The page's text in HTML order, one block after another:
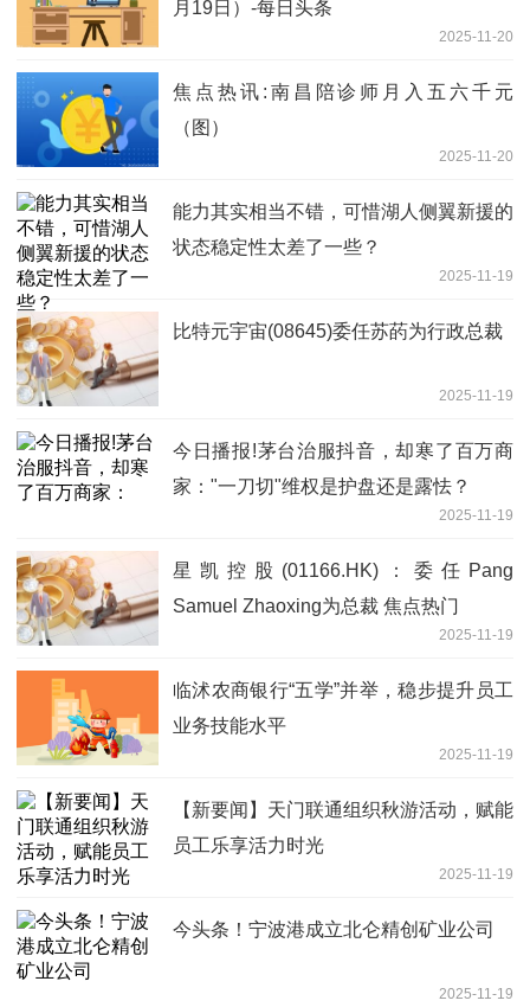
月19日）-每日头条
2025-11-20
焦点热讯:南昌陪诊师月入五六千元
（图）
2025-11-20
能力其实相当不错，可惜湖人侧翼新援的
状态稳定性太差了一些？
2025-11-19
比特元宇宙(08645)委任苏菂为行政总裁
2025-11-19
今日播报!茅台治服抖音，却寒了百万商
家："一刀切"维权是护盘还是露怯？
2025-11-19
星凯控股(01166.HK)：委任Pang
Samuel Zhaoxing为总裁 焦点热门
2025-11-19
临沭农商银行“五学”并举，稳步提升员工
业务技能水平
2025-11-19
【新要闻】天门联通组织秋游活动，赋能
员工乐享活力时光
2025-11-19
今头条！宁波港成立北仑精创矿业公司
2025-11-19